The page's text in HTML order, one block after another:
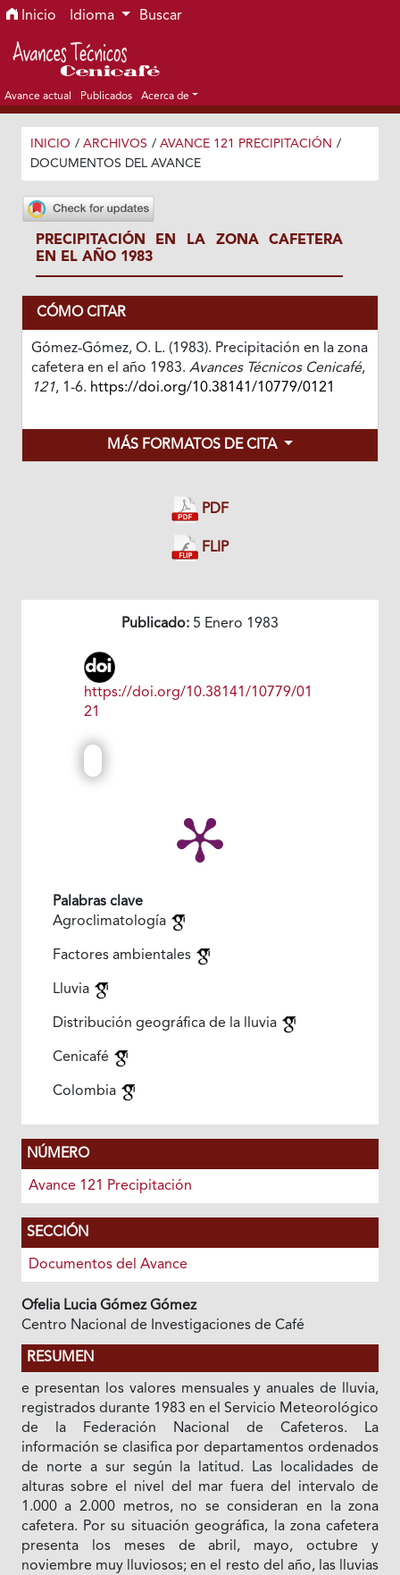
Ir al menú de navegación principal
Ir al contenido principal
Ir al pie de página del sitio
Inicio Idioma Buscar
Avance actual Publicados Acerca de
INICIO / ARCHIVOS / AVANCE 121 PRECIPITACIÓN /
DOCUMENTOS DEL AVANCE
PRECIPITACIÓN EN LA ZONA CAFETERA
EN EL AÑO 1983
CÓMO CITAR
Gómez-Gómez, O. L. (1983). Precipitación en la zona
cafetera en el año 1983. Avances Técnicos Cenicafé,
121, 1-6. https://doi.org/10.38141/10779/0121
MÁS FORMATOS DE CITA
PDF
FLIP
Publicado: 5 Enero 1983
https://doi.org/10.38141/10779/01
21
Palabras clave
Agroclimatología
Factores ambientales
Lluvia
Distribución geográfica de la lluvia
Cenicafé
Colombia
NÚMERO
Avance 121 Precipitación
SECCIÓN
Documentos del Avance
Ofelia Lucia Gómez Gómez
Centro Nacional de Investigaciones de Café
RESUMEN
e presentan los valores mensuales y anuales de lluvia,
registrados durante 1983 en el Servicio Meteorológico
de la Federación Nacional de Cafeteros. La
información se clasifica por departamentos ordenados
de norte a sur según la latitud. Las localidades de
alturas sobre el nivel del mar fuera del intervalo de
1.000 a 2.000 metros, no se consideran en la zona
cafetera. Por su situación geográfica, la zona cafetera
presenta los meses de abril, mayo, octubre y
noviembre muy lluviosos; en el resto del año, las lluvias